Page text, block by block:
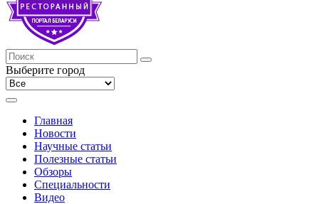
Выберите город
Главная
Новости
Научные статьи
Полезные статьи
Обзоры
Специальности
Видео